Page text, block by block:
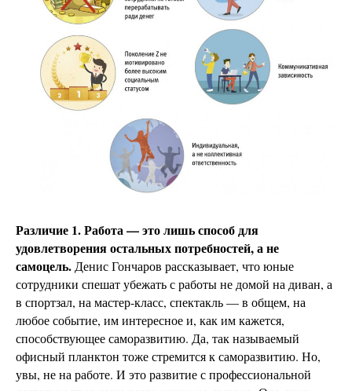
Различие 1. Работа — это лишь способ для
удовлетворения остальных потребностей, а не
самоцель.Денис Гончаров рассказывает, что юные
сотрудники спешат убежать с работы не домой на диван, а
в спортзал, на мастер-класс, спектакль — в общем, на
любое событие, им интересное и, как им кажется,
способствующее саморазвитию. Да, так называемый
офисный планктон тоже стремится к саморазвитию. Но,
увы, не на работе. И это развитие с профессиональной